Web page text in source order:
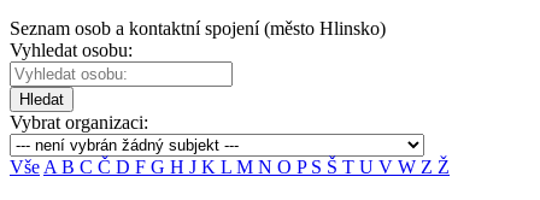
Seznam osob a kontaktní spojení (město Hlinsko)
Vyhledat osobu:
Hledat
Vybrat organizaci:
Vše A B C Č D F G H J K L M N O P S Š T U V W Z Ž